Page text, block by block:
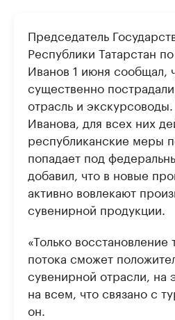
Председатель
Республики Татарстан
Иванов 1 июня сообщал,
существенно
отрасль и
Иванова, для всех них
республиканские меры
попадает под
добавил, что в новые
активно вовлекают
сувенирной продукции.
«Только восстановление
потока сможет
сувенирной отрасли, на
на всем, что связано с
он.